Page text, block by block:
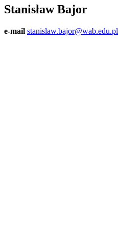
Stanisław Bajor
e-mail stanislaw.bajor@wab.edu.pl